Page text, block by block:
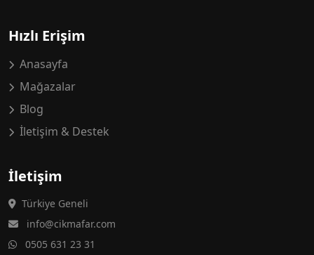
Hızlı Erişim
Anasayfa
Mağazalar
Blog
İletişim & Destek
İletişim
Türkiye Geneli
info@cikmafar.com
0505 631 23 31